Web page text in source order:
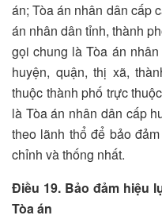
án; Tòa án nhân dân cấp
án nhân dân tỉnh, thành
gọi chung là Tòa án
huyện, quận, thị xã,
thuộc thành phố trực
là Tòa án nhân dân cấp
theo lãnh thổ để bảo
chỉnh và thống nhất.
Điều 19. Bảo đảm hiệu
Tòa án